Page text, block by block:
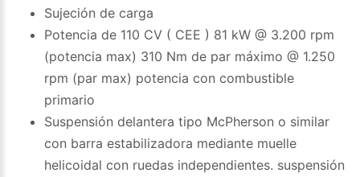
Sujeción de carga
Potencia de 110 CV ( CEE ) 81 kW @ 3.200 rpm
(potencia max) 310 Nm de par máximo @ 1.250
rpm (par max) potencia con combustible
primario
Suspensión delantera tipo McPherson o similar
con barra estabilizadora mediante muelle
helicoidal con ruedas independientes. suspensión